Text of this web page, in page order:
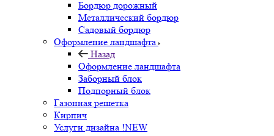
Бордюр дорожный
Металлический бордюр
Садовый бордюр
Оформление ландшафта
Назад
Оформление ландшафта
Заборный блок
Подпорный блок
Газонная решетка
Кирпич
Услуги дизайна !NEW